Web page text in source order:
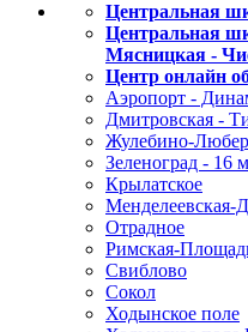
Центральная
Центральная
Мясницкая -
Центр онлайн
Аэропорт -
Дмитровская -
Жулебино-
Зеленоград - 16
Крылатское
Менделеевская-
Отрадное
Римская-
Свиблово
Сокол
Ходынское поле